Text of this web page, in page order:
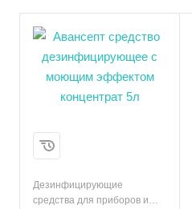
Дезинфицирующие
средства для приборов и